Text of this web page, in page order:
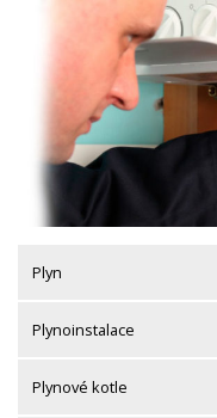
Plyn
Plynoinstalace
Plynové kotle